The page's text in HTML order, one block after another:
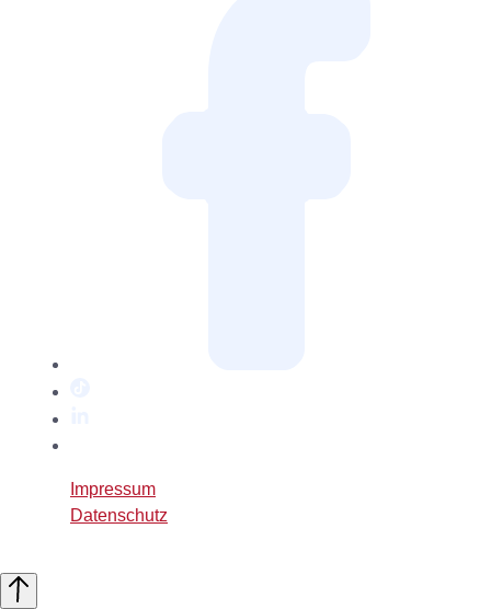
XImpressum
Datenschutz